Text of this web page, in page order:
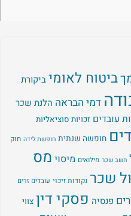
ביטוח לאומי ביקורת
דמי הבראההלנת שכר
עובדים זכויות סוציאליות
חופשה שנתית חופשת לידה חוק
חשב שכר מילואים מיסוימס
שכר נקודות זיכוי עובדים זרים
פנסיהפסקי דין צווי